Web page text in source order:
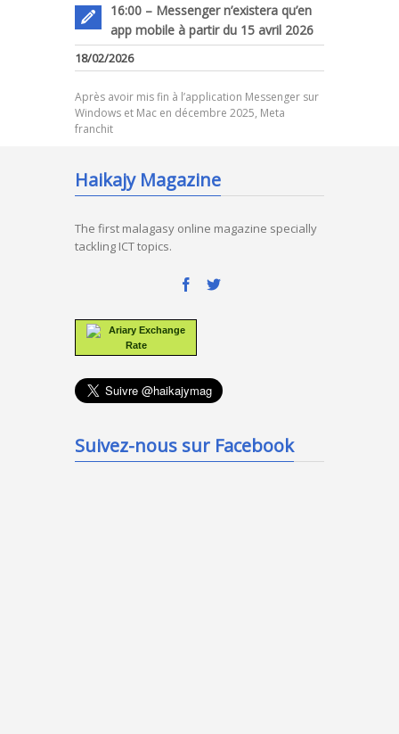
16:00 – Messenger n’existera qu’en
app mobile à partir du 15 avril 2026
18/02/2026
Après avoir mis fin à l’application Messenger sur
Windows et Mac en décembre 2025, Meta
franchit
Haikajy Magazine
The first malagasy online magazine specially
tackling ICT topics.
Ariary Exchange
Rate
Suivez-nous sur Facebook